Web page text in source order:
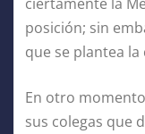
posición; sin
que se plantea la
En otro
sus colegas que